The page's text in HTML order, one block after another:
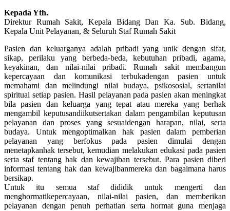
Kepada Yth.
Direktur Rumah Sakit, Kepala Bidang Dan Ka. Sub. Bidang,
Kepala Unit Pelayanan, & Seluruh Staf Rumah Sakit
Pasien dan keluarganya adalah pribadi yang unik dengan sifat,
sikap, perilaku yang berbeda-beda, kebutuhan pribadi, agama,
keyakinan, dan nilai-nilai pribadi. Rumah sakit membangun
kepercayaan dan komunikasi terbukadengan pasien untuk
memahami dan melindungi nilai budaya, psikososial, sertanilai
spiritual setiap pasien. Hasil pelayanan pada pasien akan meningkat
bila pasien dan keluarga yang tepat atau mereka yang berhak
mengambil keputusandiikutsertakan dalam pengambilan keputusan
pelayanan dan proses yang sesuaidengan harapan, nilai, serta
budaya. Untuk mengoptimalkan hak pasien dalam pemberian
pelayanan yang berfokus pada pasien dimulai dengan
menetapkanhak tersebut, kemudian melakukan edukasi pada pasien
serta staf tentang hak dan kewajiban tersebut. Para pasien diberi
informasi tentang hak dan kewajibanmereka dan bagaimana harus
bersikap.
Untuk itu semua staf dididik untuk mengerti dan
menghormatikepercayaan, nilai-nilai pasien, dan memberikan
pelayanan dengan penuh perhatian serta hormat guna menjaga